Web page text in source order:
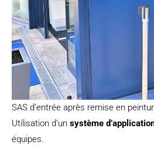
SAS d’entrée après remise en
Utilisation d’un système
équipes.